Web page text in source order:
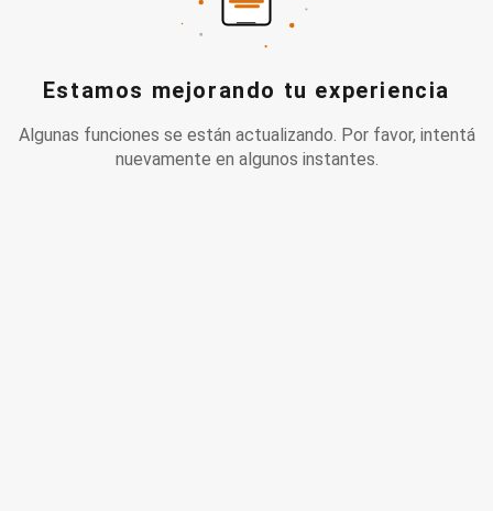
Estamos mejorando tu experiencia
Algunas funciones se están actualizando. Por favor, intentá
nuevamente en algunos instantes.